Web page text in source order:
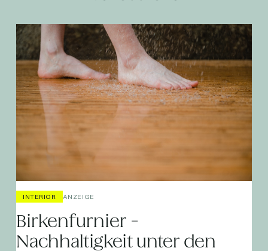
INTERIOR ANZEIGE
Birkenfurnier -
Nachhaltigkeit unter den